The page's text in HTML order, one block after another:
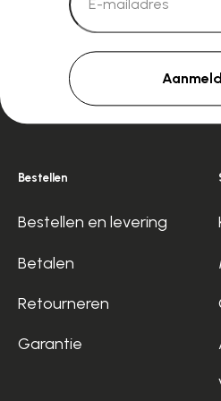
Bestellen
Bestellen en levering
Betalen
Retourneren
Garantie